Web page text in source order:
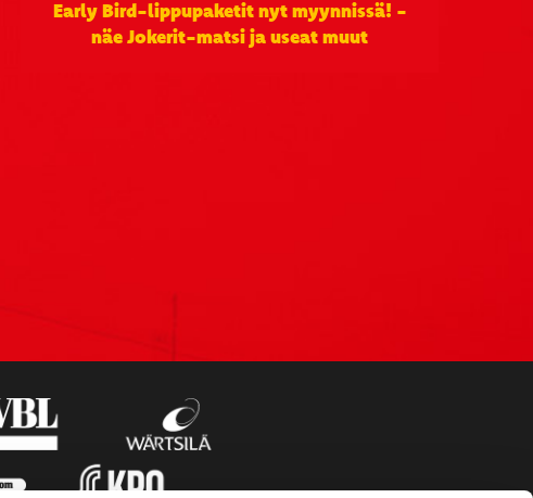
Early Bird-lippupaketit nyt myynnissä! -
näe Jokerit-matsi ja useat muut